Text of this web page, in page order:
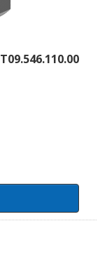
T09.546.110.00